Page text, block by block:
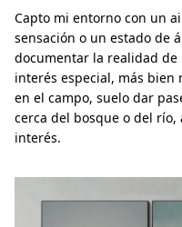
Capto mi entorno con un
sensación o un estado de
documentar la realidad
interés especial, más bien
en el campo, suelo dar
cerca del bosque o del
interés.